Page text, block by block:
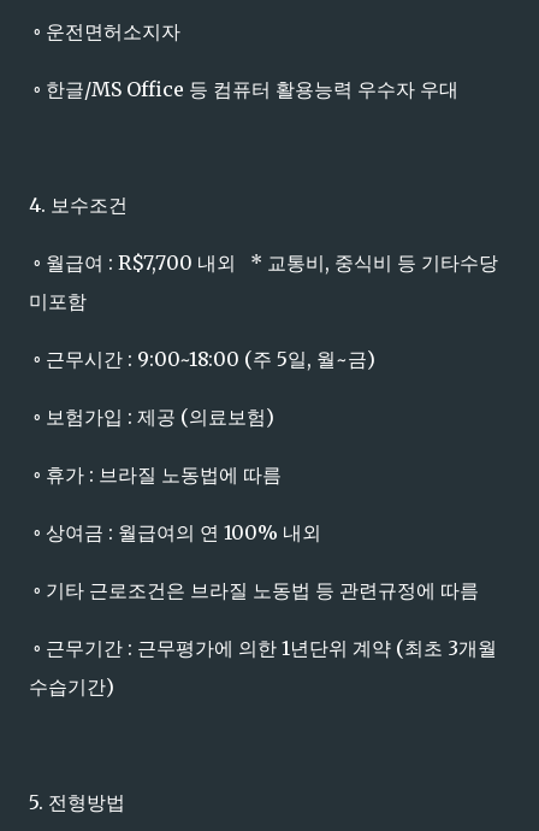
◦ 운전면허소지자
◦ 한글/MS Office 등 컴퓨터 활용능력 우수자 우대
4. 보수조건
◦ 월급여 : R$7,700 내외 * 교통비, 중식비 등 기타수당
미포함
◦ 근무시간 : 9:00~18:00 (주 5일, 월~금)
◦ 보험가입 : 제공 (의료보험)
◦ 휴가 : 브라질 노동법에 따름
◦ 상여금 : 월급여의 연 100% 내외
◦ 기타 근로조건은 브라질 노동법 등 관련규정에 따름
◦ 근무기간 : 근무평가에 의한 1년단위 계약 (최초 3개월
수습기간)
5. 전형방법